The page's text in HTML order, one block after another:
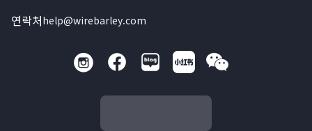
연락처help@wirebarley.com